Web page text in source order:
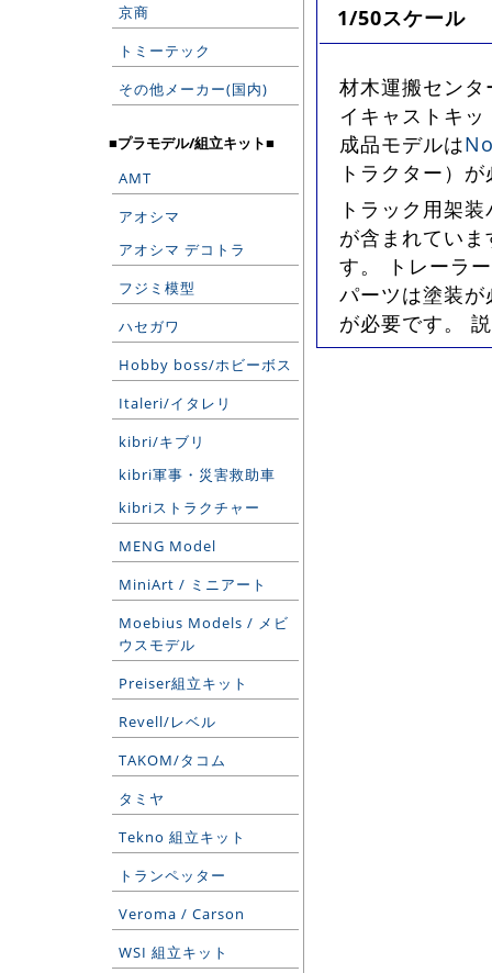
京商
トミーテック
その他メーカー(国内)
■プラモデル/組立キット■
AMT
アオシマ
アオシマ デコトラ
フジミ模型
ハセガワ
Hobby boss/ホビーボス
Italeri/イタレリ
kibri/キブリ
kibri軍事・災害救助車
kibriストラクチャー
MENG Model
MiniArt / ミニアート
Moebius Models / メビ
ウスモデル
Preiser組立キット
Revell/レベル
TAKOM/タコム
タミヤ
Tekno 組立キット
トランペッター
Veroma / Carson
WSI 組立キット
1/50スケール
材木運搬セン
イキャストキ
成品モデルは
トラクター）
トラック用架
が含まれてい
す。 トレーラ
パーツは塗装
が必要です。